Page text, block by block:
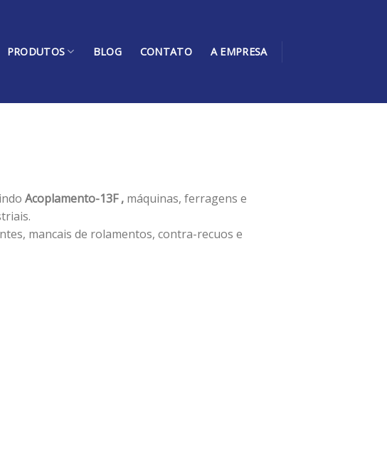
PRODUTOS BLOG CONTATO A EMPRESA
Acoplamento-13F , máquinas, ferragens e
mancais de rolamentos, contra-recuos e